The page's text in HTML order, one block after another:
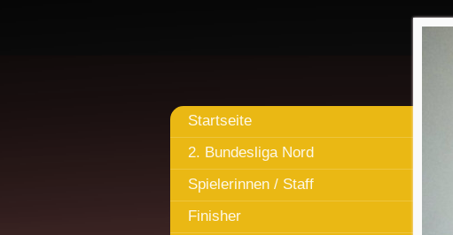
Startseite
2. Bundesliga Nord
Spielerinnen / Staff
Finisher